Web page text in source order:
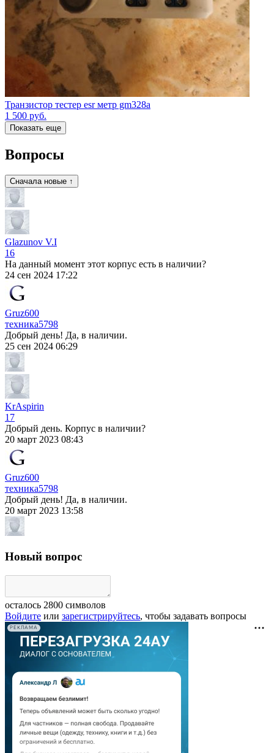
Транзистор тестер esr метр gm328a
1 500 руб.
Показать еще
Вопросы
Сначала новые ↑
Glazunov V.I
16
На данный момент этот корпус есть в наличии?
24 сен 2024 17:22
Gruz600
техника5798
Добрый день! Да, в наличии.
25 сен 2024 06:29
KrAspirin
17
Добрый день. Корпус в наличии?
20 март 2023 08:43
Gruz600
техника5798
Добрый день! Да, в наличии.
20 март 2023 13:58
Новый вопрос
осталось 2800 символов
Войдите или зарегистрируйтесь, чтобы задавать вопросы
РЕКЛАМА